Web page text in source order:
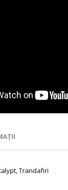
Trandafiri